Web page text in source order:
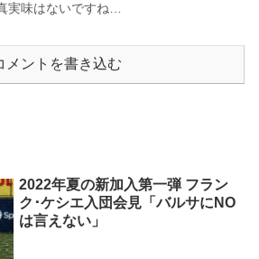
実味はないですね…
メントを書き込む
2022年夏の新加入第一弾 フラン
ク･ケシエ入団会見「バルサにNO
は言えない」